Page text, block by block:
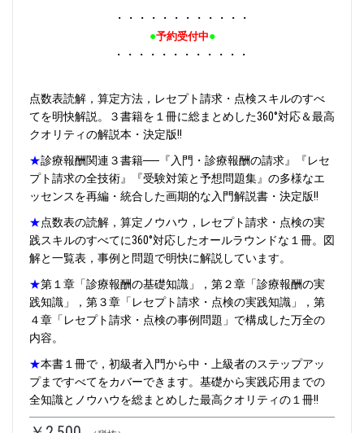
・・・・・・・・・・・・
●予約受付中●
・・・・・・・・・・・・
点数表読解，算定方法，レセプト請求・点検スキルのすべ
てを明快解説。３書籍を１冊に総まとめした360°対応＆最高
クオリティの解説本・決定版‼
★診療報酬関連３書籍──『入門・診療報酬の請求』『レセ
プト請求の全技術』『受験対策と予想問題集』の多様なエ
ッセンスを再編・統合した画期的な入門解説書・決定版‼
★点数表の読解，算定ノウハウ，レセプト請求・点検の実
践スキルのすべてに360°対応したオールラウンドな１冊。図
解と一覧表，事例と問題で明快に解説しています。
★第１章「診療報酬の基礎知識」，第２章「診療報酬の実
践知識」，第３章「レセプト請求・点検の実践知識」，第
４章「レセプト請求・点検の事例問題」で構成した万全の
内容。
★本書１冊で，初級者入門から中・上級者のステップアッ
プまですべてをカバーできます。基礎から実践応用までの
全知識とノウハウを総まとめした最高クオリティの１冊‼